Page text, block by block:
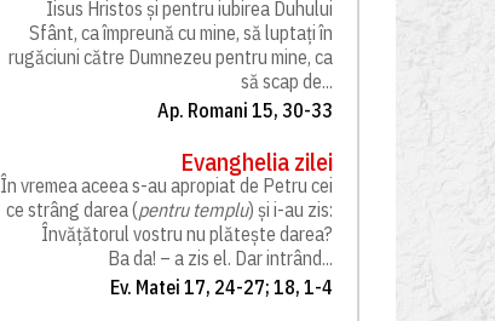
Iisus Hristos și pentru iubirea Duhului
Sfânt, ca împreună cu mine, să luptați în
rugăciuni către Dumnezeu pentru mine, ca
să scap de...
Ap. Romani 15, 30-33
Evanghelia zilei
În vremea aceea s-au apropiat de Petru cei
ce strâng darea (pentru templu) și i-au zis:
Învățătorul vostru nu plătește darea?
Ba da! – a zis el. Dar intrând...
Ev. Matei 17, 24-27; 18, 1-4